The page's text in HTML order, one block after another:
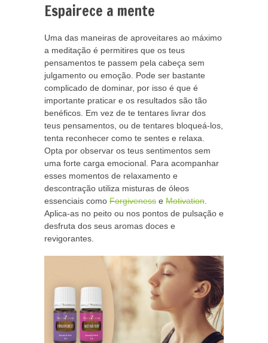
Espairece a mente
Uma das maneiras de aproveitares ao máximo
a meditação é permitires que os teus
pensamentos te passem pela cabeça sem
julgamento ou emoção. Pode ser bastante
complicado de dominar, por isso é que é
importante praticar e os resultados são tão
benéficos. Em vez de te tentares livrar dos
teus pensamentos, ou de tentares bloqueá-los,
tenta reconhecer como te sentes e relaxa.
Opta por observar os teus sentimentos sem
uma forte carga emocional. Para acompanhar
esses momentos de relaxamento e
descontração utiliza misturas de óleos
essenciais como Forgiveness e Motivation.
Aplica-as no peito ou nos pontos de pulsação e
desfruta dos seus aromas doces e
revigorantes.